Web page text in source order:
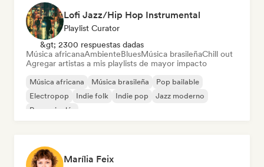
Lofi Jazz/Hip Hop Instrumental
Playlist Curator
&gt; 2300 respuestas dadas
Música africanaAmbienteBluesMúsica brasileñaChill out
Agregar artistas a mis playlists de mayor impacto
Música africana Música brasileña
Pop bailable
Electropop
Indie folk Indie pop
Jazz moderno
Rap en inglés
Marília Feix